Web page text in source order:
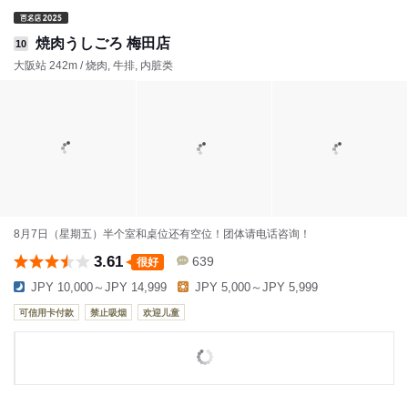
10 焼肉うしごろ 梅田店
大阪站 242m / 烧肉, 牛排, 内脏类
8月7日（星期五）半个室和桌位还有空位！团体请电话咨询！
3.61 很好 639
JPY 10,000～JPY 14,999 JPY 5,000～JPY 5,999
可信用卡付款 禁止吸烟 欢迎儿童